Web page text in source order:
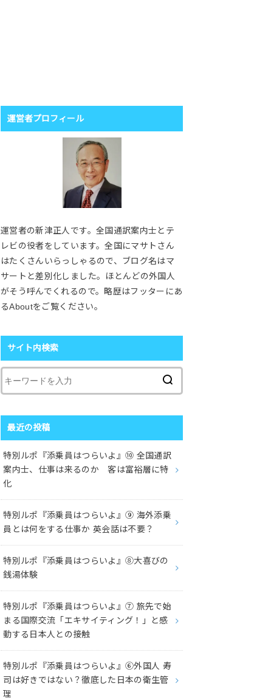
運営者プロフィール
運営者の新津正人です。全国通訳案内士とテ
レビの役者をしています。全国にマサトさん
はたくさんいらっしゃるので、ブログ名はマ
サートと差別化しました。ほとんどの外国人
がそう呼んでくれるので。略歴はフッターにあ
るAboutをご覧ください。
サイト内検索
最近の投稿
特別ルポ『添乗員はつらいよ』⑩ 全国通訳
案内士、仕事は来るのか 客は富裕層に特
化
特別ルポ『添乗員はつらいよ』⑨ 海外添乗
員とは何をする仕事か 英会話は不要？
特別ルポ『添乗員はつらいよ』⑧大喜びの
銭湯体験
特別ルポ『添乗員はつらいよ』⑦ 旅先で始
まる国際交流「エキサイティング！」と感
動する日本人との接触
特別ルポ『添乗員はつらいよ』⑥外国人 寿
司は好きではない？徹底した日本の衛生管
理